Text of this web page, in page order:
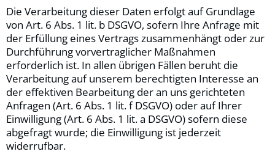
Die Verarbeitung dieser Daten erfolgt auf Grundlage
von Art. 6 Abs. 1 lit. b DSGVO, sofern Ihre Anfrage mit
der Erfüllung eines Vertrags zusammenhängt oder zur
Durchführung vorvertraglicher Maßnahmen
erforderlich ist. In allen übrigen Fällen beruht die
Verarbeitung auf unserem berechtigten Interesse an
der effektiven Bearbeitung der an uns gerichteten
Anfragen (Art. 6 Abs. 1 lit. f DSGVO) oder auf Ihrer
Einwilligung (Art. 6 Abs. 1 lit. a DSGVO) sofern diese
abgefragt wurde; die Einwilligung ist jederzeit
widerrufbar.